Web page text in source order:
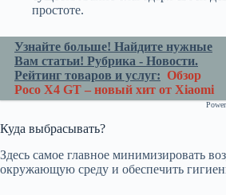
простоте.
Узнайте больше! Найдите нужные
Вам статьи! Рубрика - Новости.
Рейтинг товаров и услуг: Обзор
Poco X4 GT – новый хит от Xiaomi
Куда выбрасывать?
Здесь самое главное минимизировать
окружающую среду и обеспечить